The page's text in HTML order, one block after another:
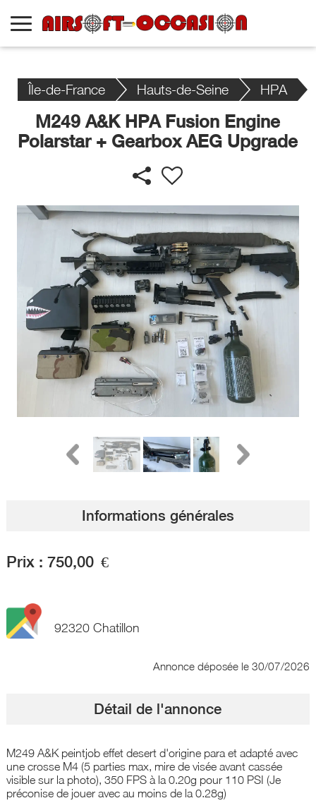
Île-de-France Hauts-de-Seine HPA
M249 A&K HPA Fusion Engine
Polarstar + Gearbox AEG Upgrade
Informations générales
Prix : 750,00 €
92320 Chatillon
Annonce déposée le 30/07/2026
Détail de l'annonce
M249 A&K peintjob effet desert d'origine para et adapté avec
une crosse M4 (5 parties max, mire de visée avant cassée
visible sur la photo), 350 FPS à la 0.20g pour 110 PSI (Je
préconise de jouer avec au moins de la 0.28g)